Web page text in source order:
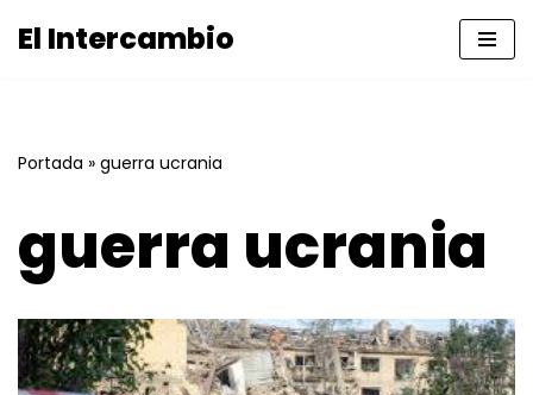
El Intercambio
Portada » guerra ucrania
guerra ucrania